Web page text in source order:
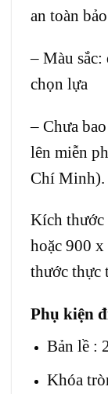
an toàn
– Màu sắc:
chọn lựa
– Chưa
lên miễn
Chí Minh).
Kích thước
hoặc 900
thước thực
Phụ kiện
Bản lề :
Khóa